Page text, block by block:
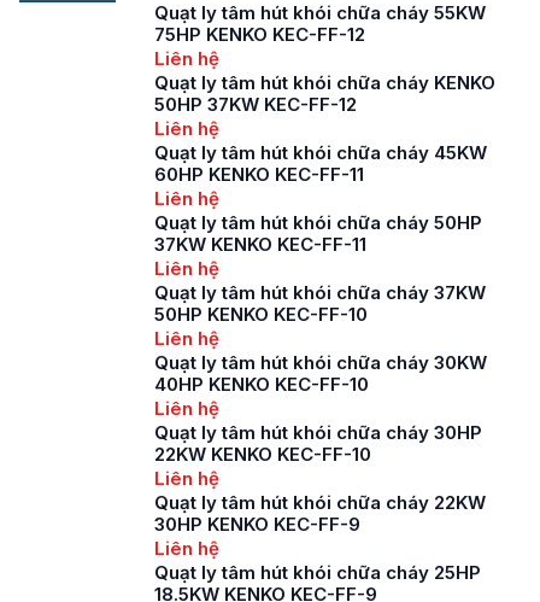
Quạt ly tâm hút khói chữa cháy 55KW
75HP KENKO KEC-FF-12
Liên hệ
Quạt ly tâm hút khói chữa cháy KENKO
50HP 37KW KEC-FF-12
Liên hệ
Quạt ly tâm hút khói chữa cháy 45KW
60HP KENKO KEC-FF-11
Liên hệ
Quạt ly tâm hút khói chữa cháy 50HP
37KW KENKO KEC-FF-11
Liên hệ
Quạt ly tâm hút khói chữa cháy 37KW
50HP KENKO KEC-FF-10
Liên hệ
Quạt ly tâm hút khói chữa cháy 30KW
40HP KENKO KEC-FF-10
Liên hệ
Quạt ly tâm hút khói chữa cháy 30HP
22KW KENKO KEC-FF-10
Liên hệ
Quạt ly tâm hút khói chữa cháy 22KW
30HP KENKO KEC-FF-9
Liên hệ
Quạt ly tâm hút khói chữa cháy 25HP
18.5KW KENKO KEC-FF-9